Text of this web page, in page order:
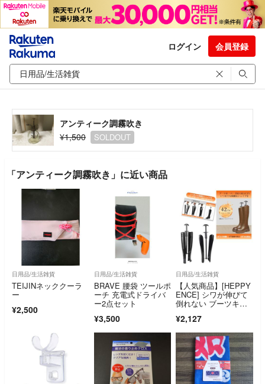
ログイン 会員登録
アンティーク調霧吹き
¥1,500
SOLDOUT
「アンティーク調霧吹き」に近い商品
日用品/生活雑貨
TEIJINネッククーラ
ー
¥2,500
日用品/生活雑貨
BRAVE 腰袋 ツールポ
ーチ 充電式ドライバ
ー2点セット
¥3,500
日用品/生活雑貨
【人気商品】[HEPPY
ENCE] シワが伸びて
倒れない ブーツキー
¥2,127